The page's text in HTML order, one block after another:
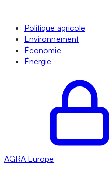
Politique agricole
Environnement
Économie
Énergie
AGRA Europe